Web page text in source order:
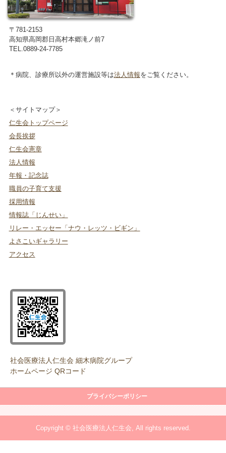
〒781-2153
高知県高岡郡日高村本郷滝ノ前7
TEL.0889-24-7785
＊病院、診療所以外の運営施設等は法人情報をご覧ください。
＜サイトマップ＞
仁生会トップページ
会長挨拶
仁生会憲章
法人情報
年報・記念誌
職員の子育て支援
採用情報
情報誌「じんせい」
リレー・エッセー「ナウ・レッツ・ビギン」
よさこいギャラリー
アクセス
社会医療法人仁生会 細木病院グループ
ホームページ QRコード
プライバシーポリシー
Copyright © 社会医療法人仁生会, All rights reserved.